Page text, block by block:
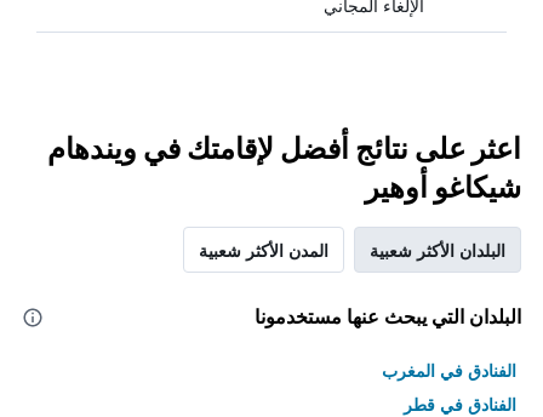
الإلغاء المجاني
اعثر على نتائج أفضل لإقامتك في ويندهام
شيكاغو أوهير
البلدان الأكثر شعبية المدن الأكثر شعبية
البلدان التي يبحث عنها مستخدمونا
الفنادق في المغرب
الفنادق في قطر